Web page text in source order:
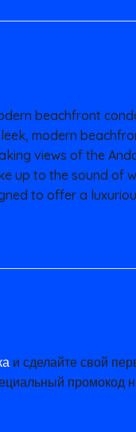
beachfront
modern
views of the
up to the sound of
to offer a
и сделайте свой
промокод